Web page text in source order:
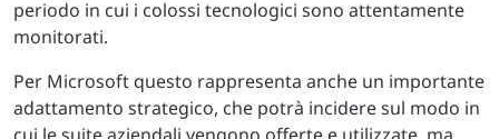
periodo in cui i colossi tecnologici sono attentamente
monitorati.
Per Microsoft questo rappresenta anche un importante
adattamento strategico, che potrà incidere sul modo in
cui le suite aziendali vengono offerte e utilizzate, ma